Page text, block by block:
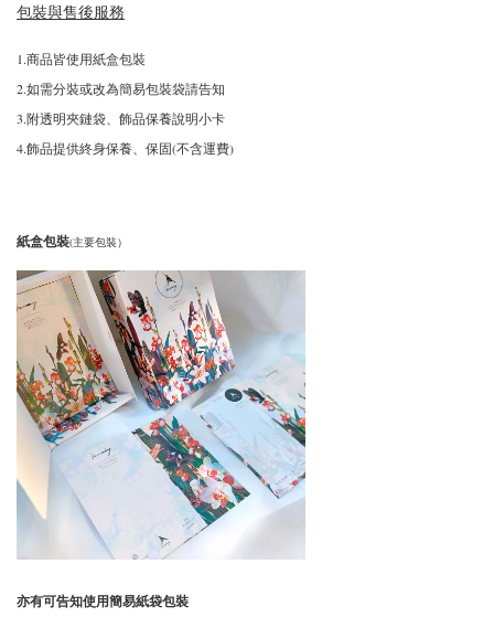
包裝與售後服務
1.商品皆使用紙盒包裝
2.如需分裝或改為簡易包裝袋請告知
3.附透明夾鏈袋、飾品保養說明小卡
4.飾品提供終身保養、保固(不含運費)
紙盒包裝(主要包裝）
亦有可告知使用簡易紙袋包裝